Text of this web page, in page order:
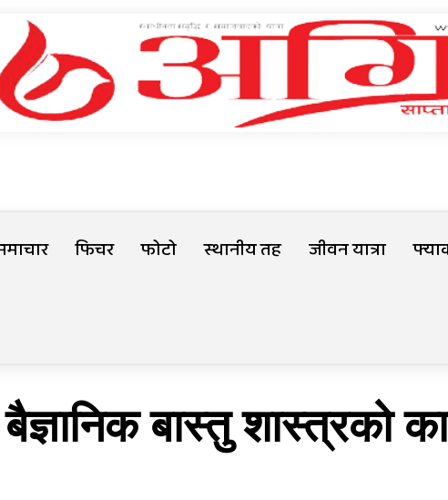
फिचर फोटो स्थानीय तह जीवन यात्रा
पोखिए मरुभूमिको पसिनादेखि
बैज्ञानिक बास्तु शास्त्रको